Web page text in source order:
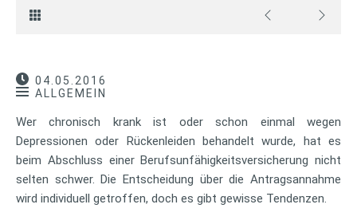
04.05.2016
ALLGEMEIN
Wer chronisch krank ist oder schon einmal wegen
Depressionen oder Rückenleiden behandelt wurde, hat es
beim Abschluss einer Berufsunfähigkeitsversicherung nicht
selten schwer. Die Entscheidung über die Antragsannahme
wird individuell getroffen, doch es gibt gewisse Tendenzen.